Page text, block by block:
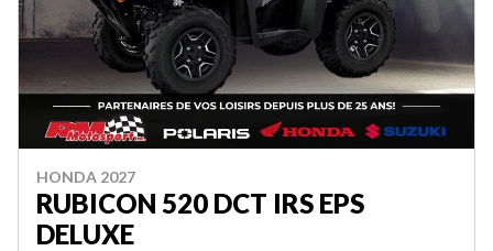
HONDA 2027
RUBICON 520 DCT IRS EPS
DELUXE